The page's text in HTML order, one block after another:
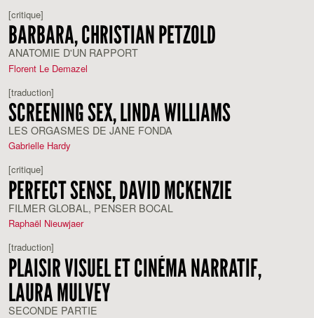
[critique]
BARBARA, CHRISTIAN PETZOLD
ANATOMIE D'UN RAPPORT
Florent Le Demazel
[traduction]
SCREENING SEX, LINDA WILLIAMS
LES ORGASMES DE JANE FONDA
Gabrielle Hardy
[critique]
PERFECT SENSE, DAVID MCKENZIE
FILMER GLOBAL, PENSER BOCAL
Raphaël Nieuwjaer
[traduction]
PLAISIR VISUEL ET CINÉMA NARRATIF,
LAURA MULVEY
SECONDE PARTIE